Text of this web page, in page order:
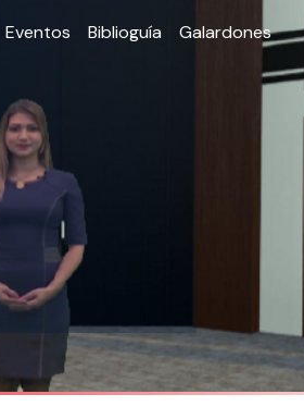
Eventos Biblioguía Galardones